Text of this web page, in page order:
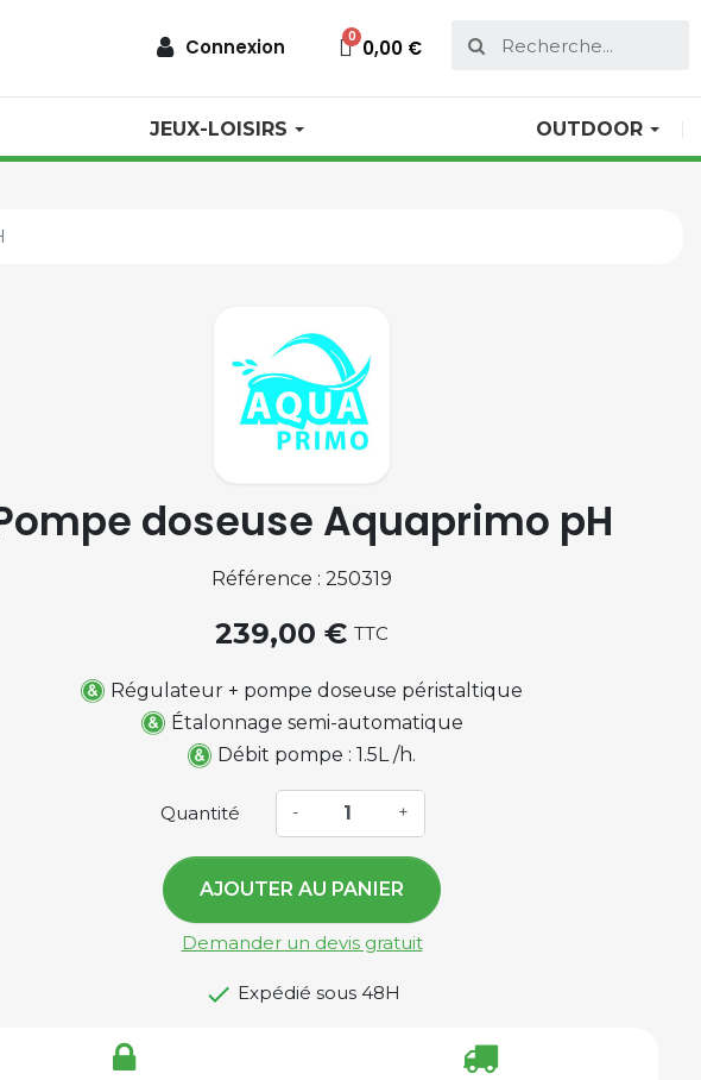
Connexion 0,00 €
JEUX-LOISIRS OUTDOOR
doseuse Aquaprimo pH
Référence : 250319
239,00 € TTC
Régulateur + pompe doseuse péristaltique
Étalonnage semi-automatique
Débit pompe : 1.5L /h.
Quantité - +
AJOUTER AU PANIER
Demander un devis gratuit
 Expédié sous 48H